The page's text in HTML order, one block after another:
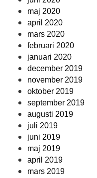
maj 2020
april 2020
mars 2020
februari 2020
januari 2020
december 2019
november 2019
oktober 2019
september 2019
augusti 2019
juli 2019
juni 2019
maj 2019
april 2019
mars 2019